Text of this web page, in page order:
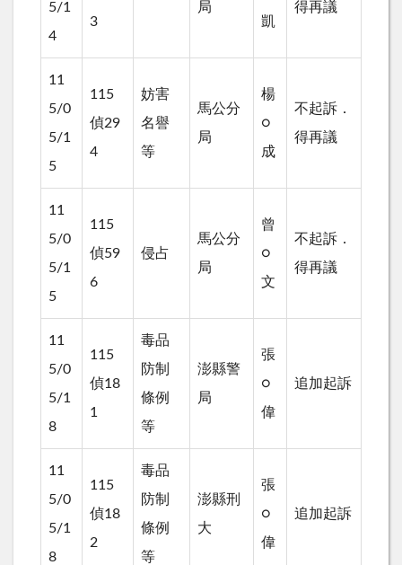
5/1
4
3
局
凱
得再議
11
5/0
5/1
5
115
偵29
4
妨害
名譽
等
馬公分
局
楊
○
成
不起訴．
得再議
11
5/0
5/1
5
115
偵59
6
侵占
馬公分
局
曾
○
文
不起訴．
得再議
11
5/0
5/1
8
115
偵18
1
毒品
防制
條例
等
澎縣警
局
張
○
偉
追加起訴
11
5/0
5/1
8
115
偵18
2
毒品
防制
條例
等
澎縣刑
大
張
○
偉
追加起訴